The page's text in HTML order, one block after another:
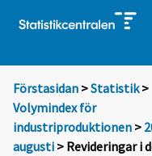
Förstasidan >Statistik >
Volymindex för
industriproduktionen >
augusti > Revideringar i